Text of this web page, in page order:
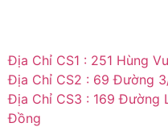
Địa Chỉ CS1 : 251 Hùng
Địa Chỉ CS2 : 69 Đường
Địa Chỉ CS3 : 169 Đường
Đồng